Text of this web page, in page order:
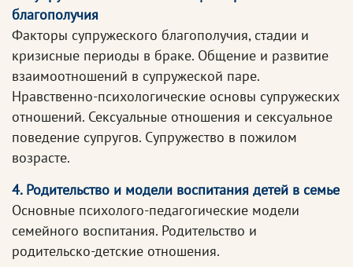
благополучия
Факторы супружеского благополучия, стадии и
кризисные периоды в браке. Общение и развитие
взаимоотношений в супружеской паре.
Нравственно-психологические основы супружеских
отношений. Сексуальные отношения и сексуальное
поведение супругов. Супружество в пожилом
возрасте.
4. Родительство и модели воспитания детей в семье
Основные психолого-педагогические модели
семейного воспитания. Родительство и
родительско-детские отношения.